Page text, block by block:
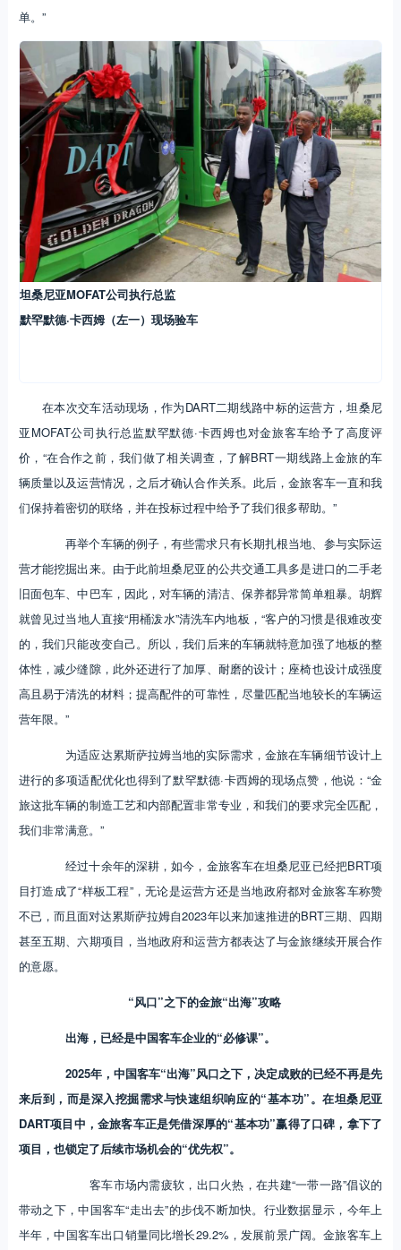
单。”
坦桑尼亚MOFAT公司执行总监
默罕默德·卡西姆（左一）现场验车
在本次交车活动现场，作为DART二期线路中标的运营方，坦桑尼
亚MOFAT公司执行总监默罕默德·卡西姆也对金旅客车给予了高度评
价，“在合作之前，我们做了相关调查，了解BRT一期线路上金旅的车
辆质量以及运营情况，之后才确认合作关系。此后，金旅客车一直和我
们保持着密切的联络，并在投标过程中给予了我们很多帮助。”
再举个车辆的例子，有些需求只有长期扎根当地、参与实际运
营才能挖掘出来。由于此前坦桑尼亚的公共交通工具多是进口的二手老
旧面包车、中巴车，因此，对车辆的清洁、保养都异常简单粗暴。胡辉
就曾见过当地人直接“用桶泼水”清洗车内地板，“客户的习惯是很难改变
的，我们只能改变自己。所以，我们后来的车辆就特意加强了地板的整
体性，减少缝隙，此外还进行了加厚、耐磨的设计；座椅也设计成强度
高且易于清洗的材料；提高配件的可靠性，尽量匹配当地较长的车辆运
营年限。”
为适应达累斯萨拉姆当地的实际需求，金旅在车辆细节设计上
进行的多项适配优化也得到了默罕默德·卡西姆的现场点赞，他说：“金
旅这批车辆的制造工艺和内部配置非常专业，和我们的要求完全匹配，
我们非常满意。”
经过十余年的深耕，如今，金旅客车在坦桑尼亚已经把BRT项
目打造成了“样板工程”，无论是运营方还是当地政府都对金旅客车称赞
不已，而且面对达累斯萨拉姆自2023年以来加速推进的BRT三期、四期
甚至五期、六期项目，当地政府和运营方都表达了与金旅继续开展合作
的意愿。
“风口”之下的金旅“出海”攻略
出海，已经是中国客车企业的“必修课”。
2025年，中国客车“出海”风口之下，决定成败的已经不再是先
来后到，而是深入挖掘需求与快速组织响应的“基本功”。在坦桑尼亚
DART项目中，金旅客车正是凭借深厚的“基本功”赢得了口碑，拿下了
项目，也锁定了后续市场机会的“优先权”。
客车市场内需疲软，出口火热，在共建“一带一路”倡议的
带动之下，中国客车“走出去”的步伐不断加快。行业数据显示，今年上
半年，中国客车出口销量同比增长29.2%，发展前景广阔。金旅客车上